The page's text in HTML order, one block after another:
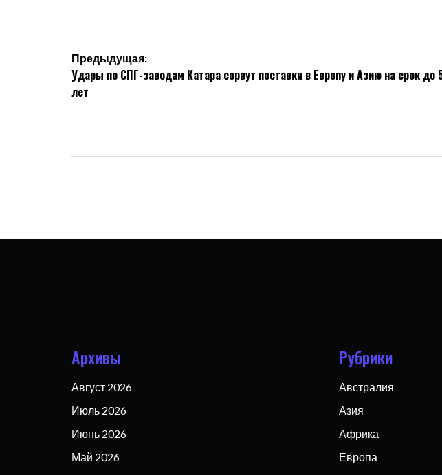
Навигация
по
Предыдущая:
Удары по СПГ-заводам Катара сорвут поставки в Европу и Азию на срок до
лет
Архивы
Август 2026
Июль 2026
Июнь 2026
Май 2026
Рубрики
Австралия
Азия
Африка
Европа